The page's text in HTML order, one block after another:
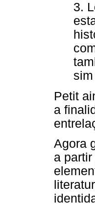
3.
Petit
a
Agora
a